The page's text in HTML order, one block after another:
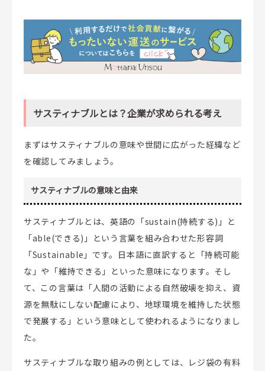
サスティナブルとは？企業が求められる考え
まずはサスティナブルの意味や世間に広がった経緯など
を確認してみましょう。
サスティナブルの意味と由来
サスティナブルとは、英語の「sustain(持続する)」と
「able(できる)」という言葉を組み合わせた形容詞
「Sustainable」です。日本語に直訳すると「持続可能
な」や「維持できる」といった意味になります。そし
て、この言葉は「人間の活動による自然破壊を抑え、資
源を無駄にしない配慮により、地球環境を維持した状態
で発展する」という意味として使われるようになりまし
た。
サスティナブルな取り組みの例としては、レジ袋の有料